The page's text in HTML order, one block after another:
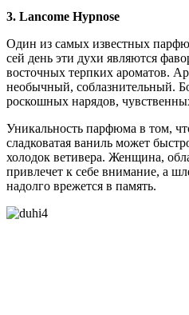
3. Lancome Hypnose
Один из самых известных
сей день эти духи являются
восточных терпких ароматов.
необычный, соблазнительный.
роскошных нарядов,
Уникальность парфюма в том,
сладковатая ваниль может
холодок ветивера. Женщина,
привлечет к себе внимание, а
надолго врежется в память.